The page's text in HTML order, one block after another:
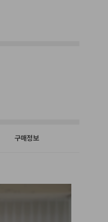
구매정보